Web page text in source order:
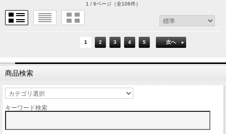
1 / 6ページ（全106件）
1 2 3 4 5 次へ
商品検索
キーワード検索